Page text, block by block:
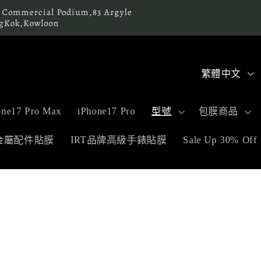
Commercial Podium,83 Argyle
Pro Max iPhone17 Pro 型號 包膜商品
屬配件貼膜 IRT品牌高級手錶貼膜 Sale Up 30% Off
語
繁體中文